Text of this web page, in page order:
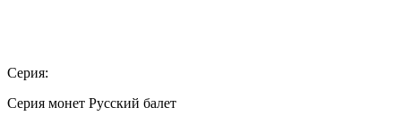
Серия:
Серия монет Русский балет